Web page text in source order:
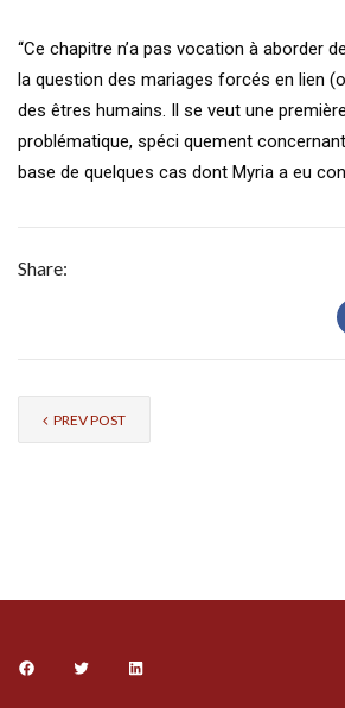
“Ce chapitre n’a pas vocation à aborder
la question des mariages forcés en lien
des êtres humains. Il se veut une
problématique, spéci quement
base de quelques cas dont Myria a eu
Share:
PREV POST